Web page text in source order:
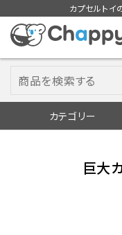
カプセルトイ
カテゴリー
巨大